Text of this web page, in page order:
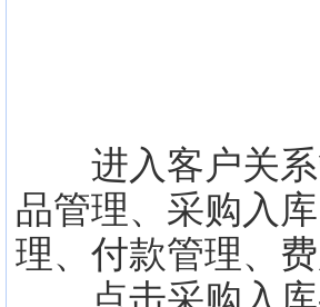
进入客户关系
品管理、采购入
理、付款管理、
点击采购入库--